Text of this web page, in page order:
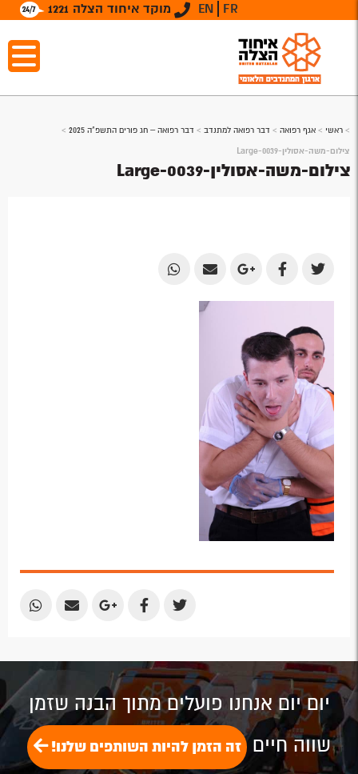
מוקד איחוד הצלה 1221 EN FR
> ראשי > אגף רפואה > דבר רפואה למתנדב > דבר רפואה – חג פורים התשפ"ה 2025
>
צילום-משה-אסולין-0039-Large
צילום-משה-אסולין-0039-Large
Share
on
Share
on
Share
on
Plus
Share
by
Share
Share
Share
Share
Share
Share
יום יום אנחנו פועלים מתוך הבנה שזמן
שווה חיים זה הזמן להיות השותפים שלנו!